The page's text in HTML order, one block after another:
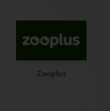
Zooplus